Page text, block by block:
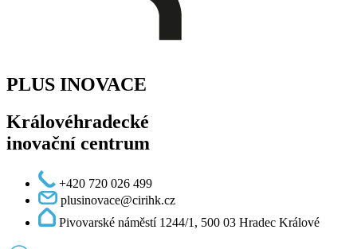
PLUS INOVACE
Královéhradecké
inovační centrum
+420 720 026 499
plusinovace@cirihk.cz
Pivovarské náměstí 1244/1, 500 03 Hradec Králové